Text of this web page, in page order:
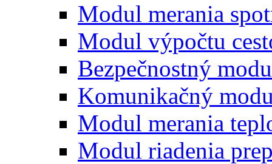
Modul merania
Modul výpočtu
Bezpečnostný
Komunikačný
Modul merania
Modul riadenia